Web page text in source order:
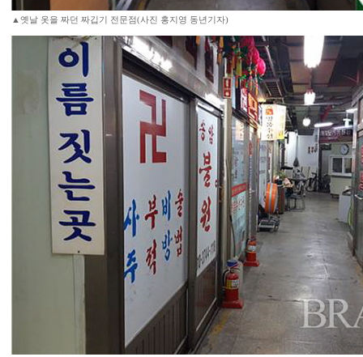
▲옛날 옷을 짜던 짜깁기 전문점(사진 홍지영 동년기자)